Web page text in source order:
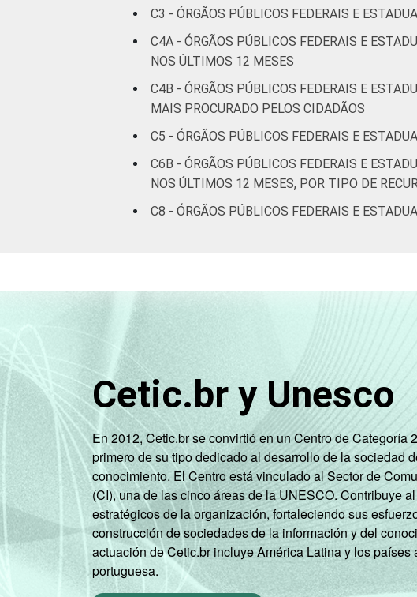
C3 - ÓRGÃOS PÚBLICOS FEDERAIS E
C4A - ÓRGÃOS PÚBLICOS FEDERAIS E
NOS ÚLTIMOS 12 MESES
C4B - ÓRGÃOS PÚBLICOS FEDERAIS E
MAIS PROCURADO PELOS CIDADÃOS
C5 - ÓRGÃOS PÚBLICOS FEDERAIS E
C6B - ÓRGÃOS PÚBLICOS FEDERAIS E
NOS ÚLTIMOS 12 MESES, POR TIPO DE
C8 - ÓRGÃOS PÚBLICOS FEDERAIS E
Cetic.br y Unesco
En 2012, Cetic.br se convirtió en un Centro de Categoría
primero de su tipo dedicado al desarrollo de la sociedad
conocimiento. El Centro está vinculado al Sector de
(CI), una de las cinco áreas de la UNESCO. Contribuye
estratégicos de la organización, fortaleciendo sus
construcción de sociedades de la información y del
actuación de Cetic.br incluye América Latina y los países
portuguesa.